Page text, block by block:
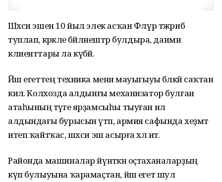
Шәхси эшен 10 йыл элек асҡан Флүр тәжрибә
туплап, кәрәкле бәйләнештәр булдыра, даими
клиенттары ла күбәйә.
Йәш егеттең техника менән мауығыуы бәләкәй саҡтан
килә. Колхозда алдынғы механизатор булған
атаһының тәүге ярҙамсыһы тыуған ил
алдындағы бурысын үтәп, армия сафында хеҙмәт
итеп ҡайтҡас, шәхси эш асырға хәл итә.
Районда машиналар йүнәткән оҫтаханаларҙың
күп булыуына ҡарамаҫтан, йәш егет шул